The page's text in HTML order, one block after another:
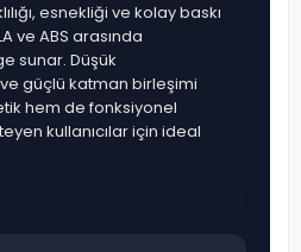
esnekliği ve kolay baskı
ve ABS arasında
sunar. Düşük
güçlü katman birleşimi
hem de fonksiyonel
kullanıcılar için ideal